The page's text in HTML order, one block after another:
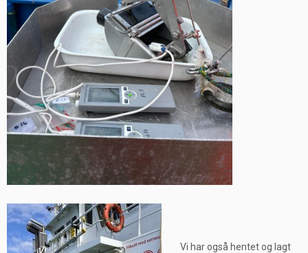
Vi har også hentet og lagt